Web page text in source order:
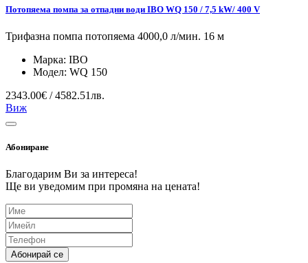
Потопяема помпа за отпадни води IBO WQ 150 / 7,5 kW/ 400 V
Трифазна помпа потопяема 4000,0 л/мин. 16 м
Марка: IBO
Модел: WQ 150
2343.00€ / 4582.51лв.
Виж
Абониране
Благодарим Ви за интереса!
Ще ви уведомим при промяна на цената!
Абонирай се